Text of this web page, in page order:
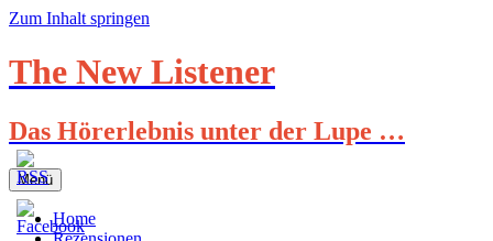
Zum Inhalt springen
The New Listener
Das Hörerlebnis unter der Lupe …
Menü
Home